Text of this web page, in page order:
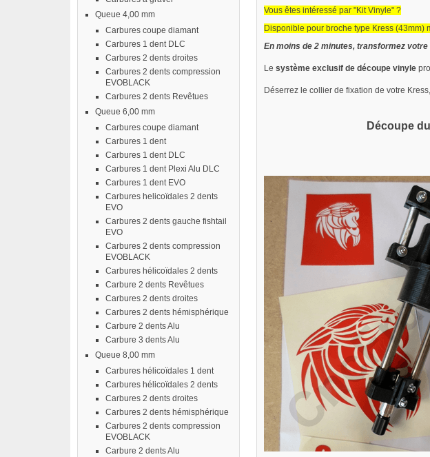
Queue 4,00 mm
Carbures coupe diamant
Carbures 1 dent DLC
Carbures 2 dents droites
Carbures 2 dents compression
EVOBLACK
Carbures 2 dents Revêtues
Queue 6,00 mm
Carbures coupe diamant
Carbures 1 dent
Carbures 1 dent DLC
Carbures 1 dent Plexi Alu DLC
Carbures 1 dent EVO
Carbures helicoïdales 2 dents
EVO
Carbures 2 dents gauche fishtail
EVO
Carbures 2 dents compression
EVOBLACK
Carbures hélicoïdales 2 dents
Carbure 2 dents Revêtues
Carbures 2 dents droites
Carbures 2 dents hémisphérique
Carbure 2 dents Alu
Carbure 3 dents Alu
Queue 8,00 mm
Carbures hélicoïdales 1 dent
Carbures hélicoïdales 2 dents
Carbures 2 dents droites
Carbures 2 dents hémisphérique
Carbures 2 dents compression
EVOBLACK
Carbure 2 dents Alu
Vous êtes intéressé par "Kit Vinyle" ?
Disponible pour broche type Kress (43mm)
En moins de 2 minutes, transformez
Le système exclusif de découpe vinyle
Déserrez le collier de fixation de votre
Découpe